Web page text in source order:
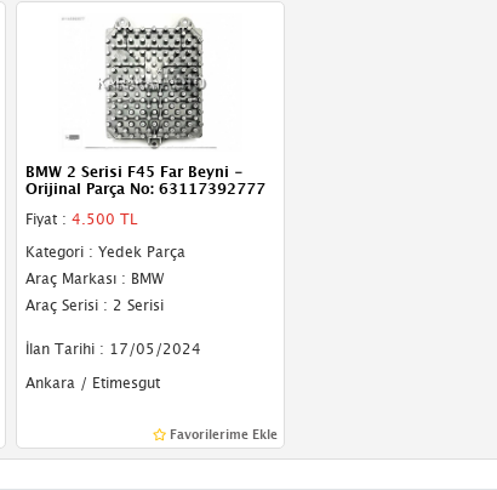
BMW 2 Serisi F45 Far Beyni -
Orijinal Parça No: 63117392777
Fiyat : 4.500 TL
Kategori : Yedek Parça
Araç Markası : BMW
Araç Serisi : 2 Serisi
İlan Tarihi : 17/05/2024
Ankara / Etimesgut
Favorilerime Ekle